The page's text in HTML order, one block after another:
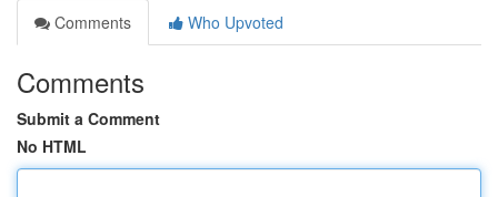
Comments
Who Upvoted
Comments
Submit a Comment
No HTML